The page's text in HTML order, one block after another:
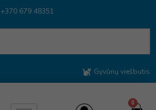
+370 679 48351
Gyvūnų viešbutis
0